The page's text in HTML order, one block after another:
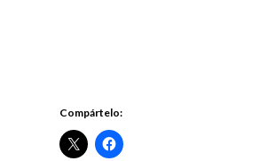
Compártelo: